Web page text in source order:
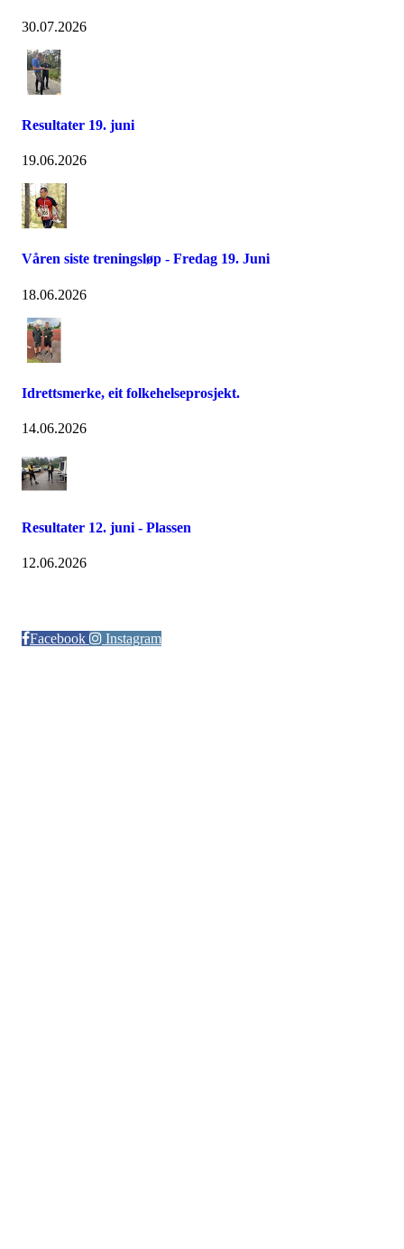
30.07.2026
Resultater 19. juni
19.06.2026
Våren siste treningsløp - Fredag 19. Juni
18.06.2026
Idrettsmerke, eit folkehelseprosjekt.
14.06.2026
Resultater 12. juni - Plassen
12.06.2026
Facebook
Instagram